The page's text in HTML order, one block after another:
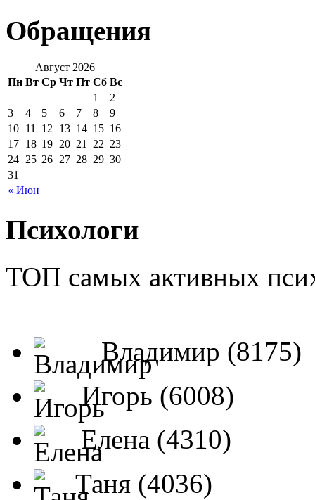
Обращения
Август 2026
Пн Вт Ср Чт Пт Сб Вс
« Июн
1
2
3
4 5 6 7 8
9
10 11 12 13 14 15 16
17 18 19 20 21 22 23
24 25 26 27 28 29 30
31
Психологи
ТОП самых активных
Владимир (8175)
Игорь (6008)
Елена (4310)
Таня (4036)